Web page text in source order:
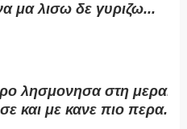
μα λισω δε γυριζω...
λησμονησα στη μερα...
και με κανε πιο περα.